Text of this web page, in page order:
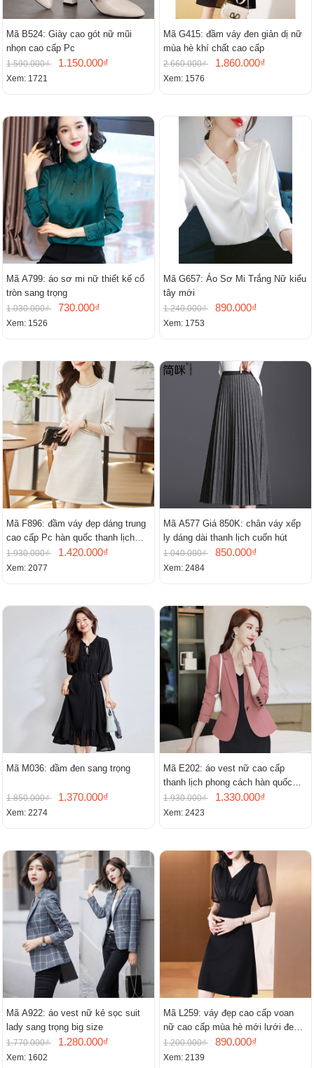
Mã B524: Giày cao gót nữ mũi
nhọn cao cấp Pc
1.590.000₫ 1.150.000₫
Xem: 1721
Mã G415: đầm váy đen giản dị nữ
mùa hè khí chất cao cấp
2.660.000₫ 1.860.000₫
Xem: 1576
Mã A799: áo sơ mi nữ thiết kế cổ
tròn sang trọng
1.030.000₫ 730.000₫
Xem: 1526
Mã G657: Áo Sơ Mi Trắng Nữ kiểu
tây mới
1.240.000₫ 890.000₫
Xem: 1753
Mã F896: đầm váy đẹp dáng trung
cao cấp Pc hàn quốc thanh lịch
mới
1.930.000₫ 1.420.000₫
Xem: 2077
Mã A577 Giá 850K: chân váy xếp
ly dáng dài thanh lịch cuốn hút
1.040.000₫ 850.000₫
Xem: 2484
Mã M036: đầm đen sang trọng
1.850.000₫ 1.370.000₫
Xem: 2274
Mã E202: áo vest nữ cao cấp
thanh lịch phong cách hàn quốc
mới
1.930.000₫ 1.330.000₫
Xem: 2423
Mã A922: áo vest nữ kẻ sọc suit
lady sang trọng big size
1.770.000₫ 1.280.000₫
Xem: 1602
Mã L259: váy đẹp cao cấp voan
nữ cao cấp mùa hè mới lưới đen
cao cấp khí chất nhỏ tay ngắn
1.200.000₫ 890.000₫
Xem: 2139